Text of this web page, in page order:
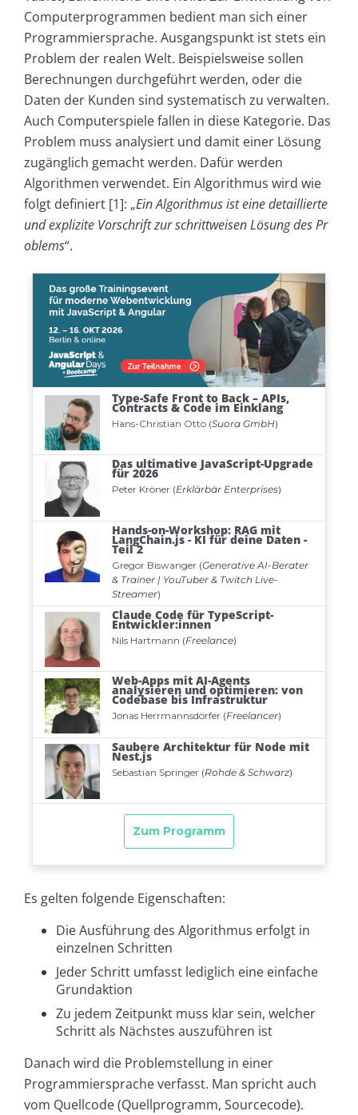
Computerprogrammen bedient man sich einer
Programmiersprache. Ausgangspunkt ist stets ein
Problem der realen Welt. Beispielsweise sollen
Berechnungen durchgeführt werden, oder die
Daten der Kunden sind systematisch zu verwalten.
Auch Computerspiele fallen in diese Kategorie. Das
Problem muss analysiert und damit einer Lösung
zugänglich gemacht werden. Dafür werden
Algorithmen verwendet. Ein Algorithmus wird wie
folgt definiert [1]: „Ein Algorithmus ist eine detaillierte
und explizite Vorschrift zur schrittweisen Lösung des Pr
oblems“.
Es gelten folgende Eigenschaften:
Die Ausführung des Algorithmus erfolgt in
einzelnen Schritten
Jeder Schritt umfasst lediglich eine einfache
Grundaktion
Zu jedem Zeitpunkt muss klar sein, welcher
Schritt als Nächstes auszuführen ist
Danach wird die Problemstellung in einer
Programmiersprache verfasst. Man spricht auch
vom Quellcode (Quellprogramm, Sourcecode).